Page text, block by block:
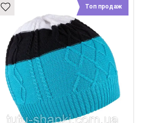
Топ продаж